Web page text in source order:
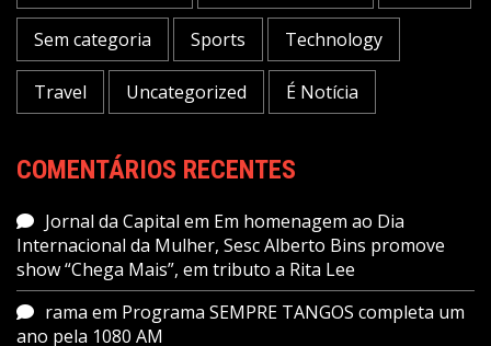
Sem categoria Sports Technology
Travel Uncategorized É Notícia
COMENTÁRIOS RECENTES
Jornal da Capital em Em homenagem ao Dia
Internacional da Mulher, Sesc Alberto Bins promove
show “Chega Mais”, em tributo a Rita Lee
rama em Programa SEMPRE TANGOS completa um
ano pela 1080 AM